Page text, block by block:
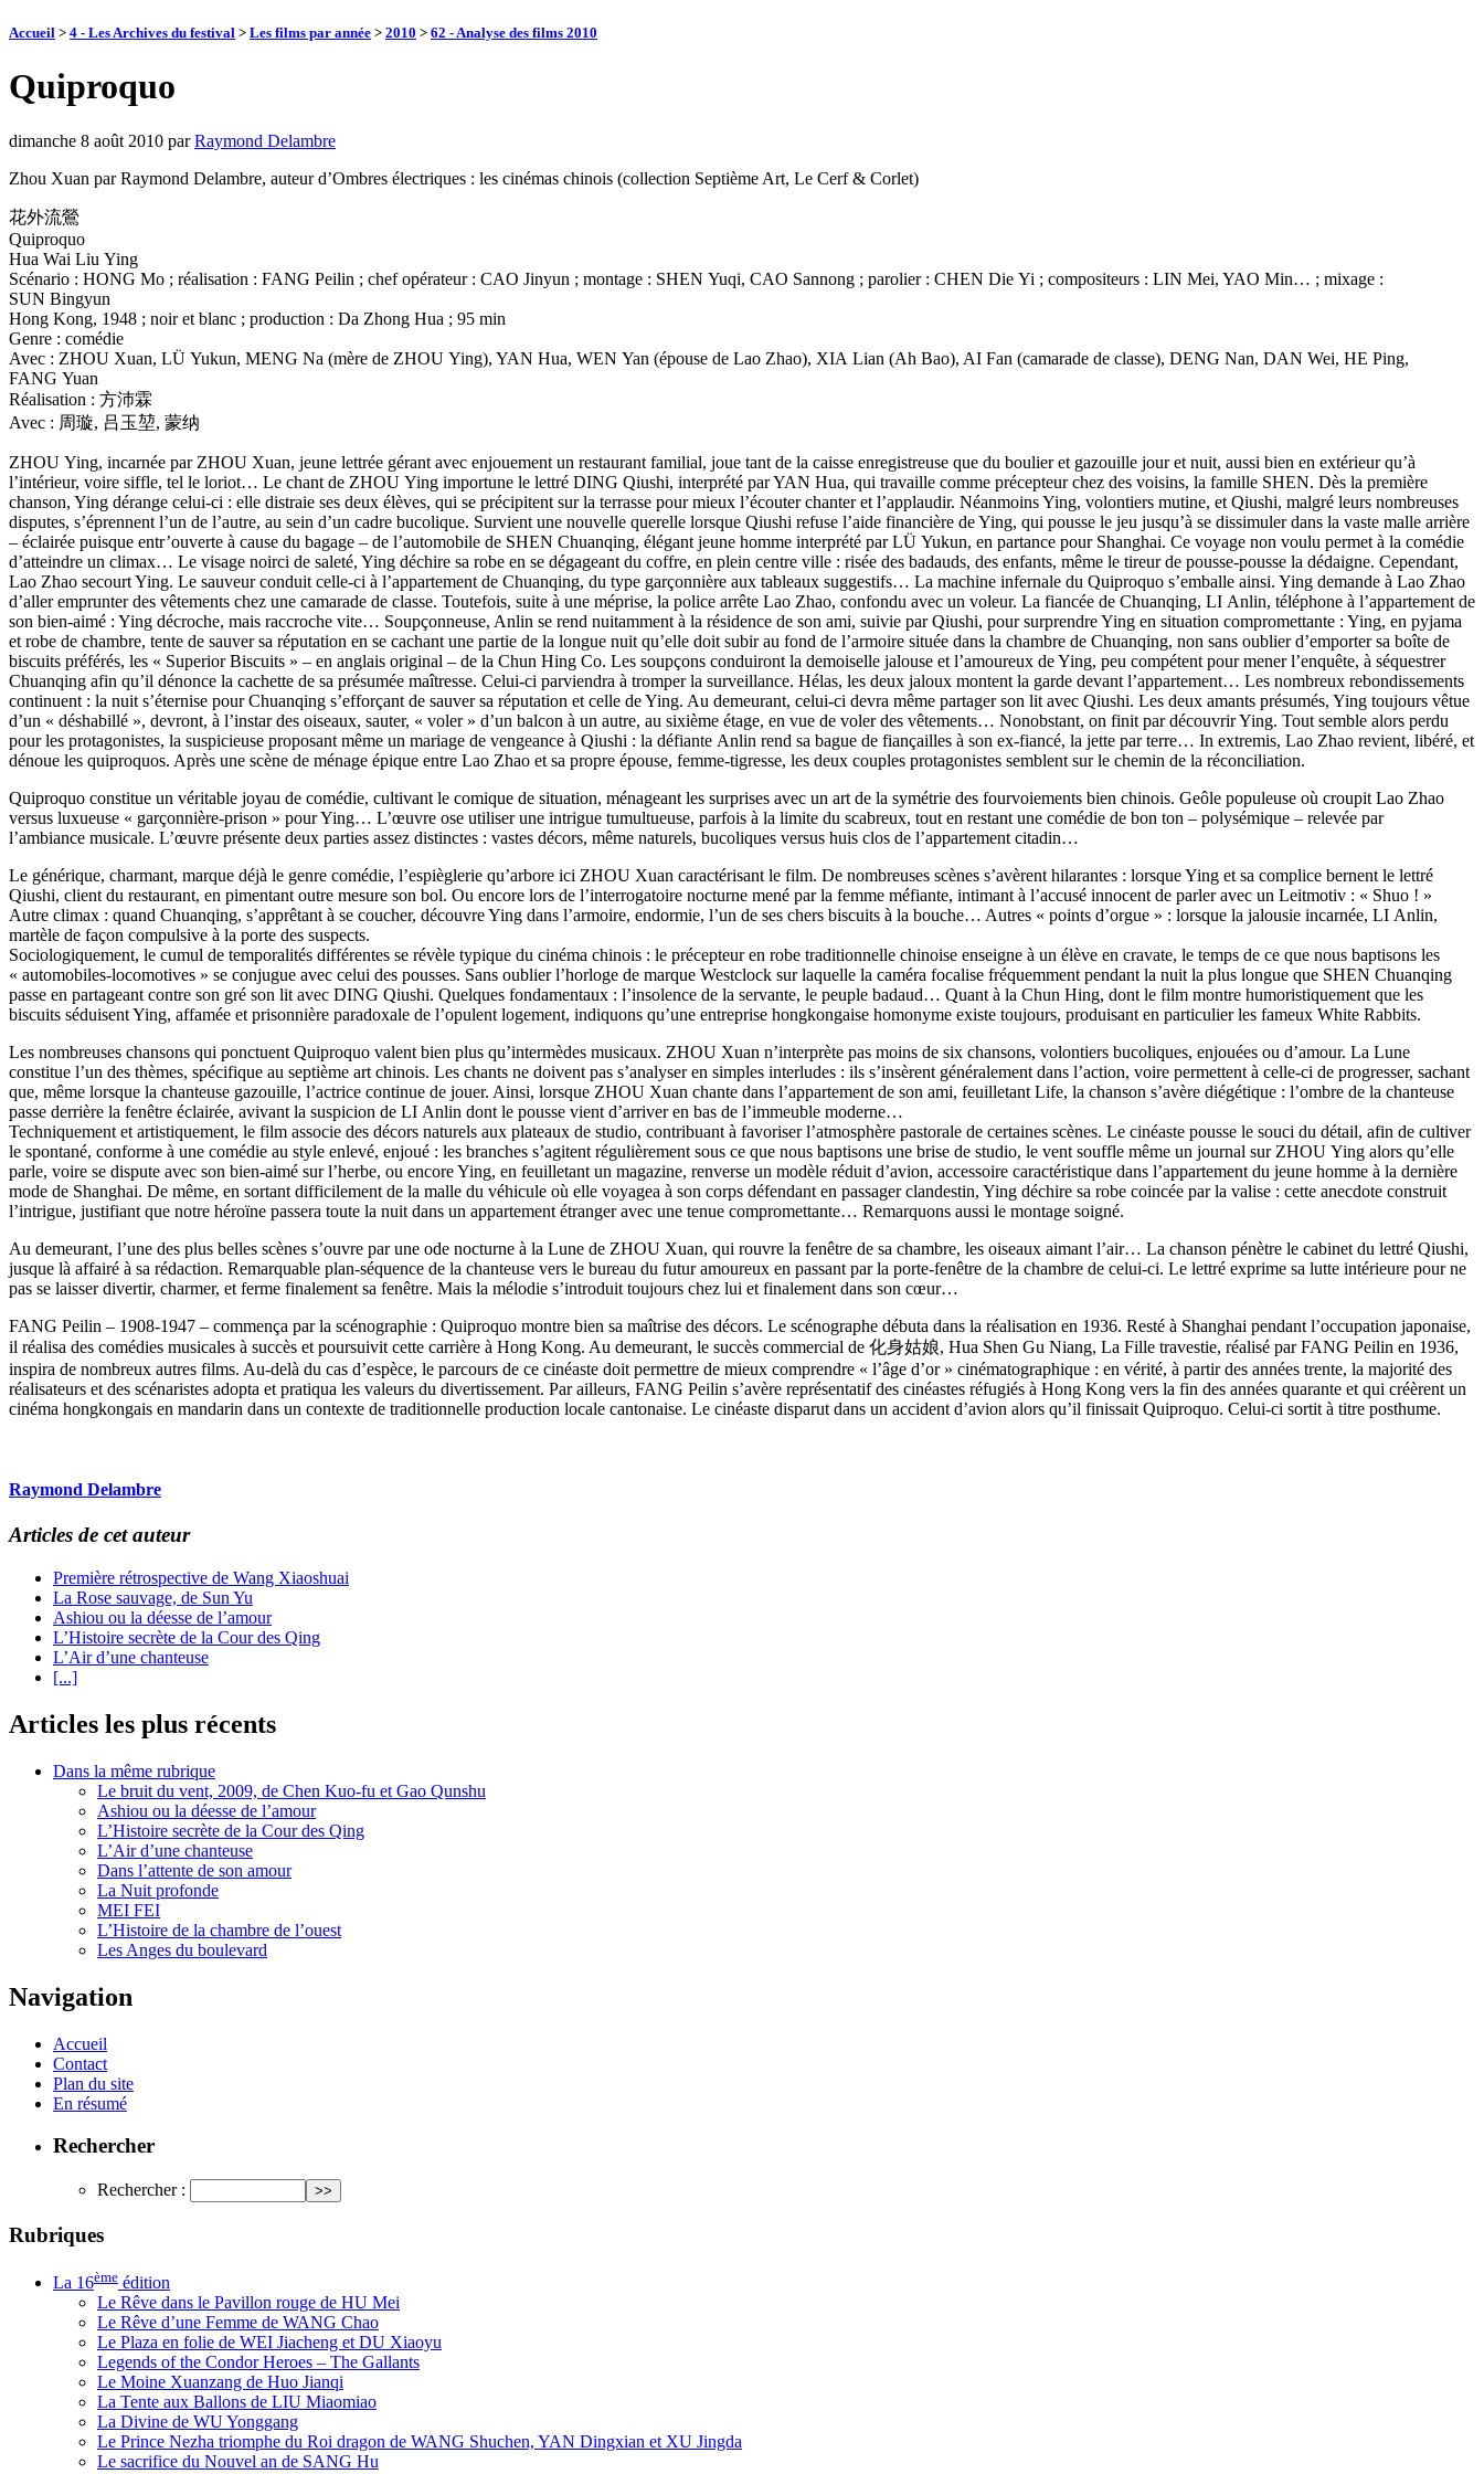
Accueil > 4 - Les Archives du festival > Les films par année > 2010 > 62 - Analyse des films 2010
Quiproquo
dimanche 8 août 2010 parRaymond Delambre
Zhou Xuan par Raymond Delambre, auteur d’Ombres électriques : les cinémas chinois (collection Septième Art, Le Cerf & Corlet)
花外流鶯
Quiproquo
Hua Wai Liu Ying
Scénario : HONG Mo ; réalisation : FANG Peilin ; chef opérateur : CAO Jinyun ; montage : SHEN Yuqi, CAO Sannong ; parolier : CHEN Die Yi ; compositeurs : LIN Mei, YAO Min… ; mixage :
SUN Bingyun
Hong Kong, 1948 ; noir et blanc ; production : Da Zhong Hua ; 95 min
Genre : comédie
Avec : ZHOU Xuan, LÜ Yukun, MENG Na (mère de ZHOU Ying), YAN Hua, WEN Yan (épouse de Lao Zhao), XIA Lian (Ah Bao), AI Fan (camarade de classe), DENG Nan, DAN Wei, HE Ping,
FANG Yuan
Réalisation : 方沛霖
Avec : 周璇, 吕玉堃, 蒙纳
ZHOU Ying, incarnée par ZHOU Xuan, jeune lettrée gérant avec enjouement un restaurant familial, joue tant de la caisse enregistreuse que du boulier et gazouille jour et nuit, aussi bien en extérieur qu’à
l’intérieur, voire siffle, tel le loriot… Le chant de ZHOU Ying importune le lettré DING Qiushi, interprété par YAN Hua, qui travaille comme précepteur chez des voisins, la famille SHEN. Dès la première
chanson, Ying dérange celui-ci : elle distraie ses deux élèves, qui se précipitent sur la terrasse pour mieux l’écouter chanter et l’applaudir. Néanmoins Ying, volontiers mutine, et Qiushi, malgré leurs nombreuses
disputes, s’éprennent l’un de l’autre, au sein d’un cadre bucolique. Survient une nouvelle querelle lorsque Qiushi refuse l’aide financière de Ying, qui pousse le jeu jusqu’à se dissimuler dans la vaste malle arrière
– éclairée puisque entr’ouverte à cause du bagage – de l’automobile de SHEN Chuanqing, élégant jeune homme interprété par LÜ Yukun, en partance pour Shanghai. Ce voyage non voulu permet à la comédie
d’atteindre un climax… Le visage noirci de saleté, Ying déchire sa robe en se dégageant du coffre, en plein centre ville : risée des badauds, des enfants, même le tireur de pousse-pousse la dédaigne. Cependant,
Lao Zhao secourt Ying. Le sauveur conduit celle-ci à l’appartement de Chuanqing, du type garçonnière aux tableaux suggestifs… La machine infernale du Quiproquo s’emballe ainsi. Ying demande à Lao Zhao
d’aller emprunter des vêtements chez une camarade de classe. Toutefois, suite à une méprise, la police arrête Lao Zhao, confondu avec un voleur. La fiancée de Chuanqing, LI Anlin, téléphone à l’appartement de
son bien-aimé : Ying décroche, mais raccroche vite… Soupçonneuse, Anlin se rend nuitamment à la résidence de son ami, suivie par Qiushi, pour surprendre Ying en situation compromettante : Ying, en pyjama
et robe de chambre, tente de sauver sa réputation en se cachant une partie de la longue nuit qu’elle doit subir au fond de l’armoire située dans la chambre de Chuanqing, non sans oublier d’emporter sa boîte de
biscuits préférés, les « Superior Biscuits » – en anglais original – de la Chun Hing Co. Les soupçons conduiront la demoiselle jalouse et l’amoureux de Ying, peu compétent pour mener l’enquête, à séquestrer
Chuanqing afin qu’il dénonce la cachette de sa présumée maîtresse. Celui-ci parviendra à tromper la surveillance. Hélas, les deux jaloux montent la garde devant l’appartement… Les nombreux rebondissements
continuent : la nuit s’éternise pour Chuanqing s’efforçant de sauver sa réputation et celle de Ying. Au demeurant, celui-ci devra même partager son lit avec Qiushi. Les deux amants présumés, Ying toujours vêtue
d’un « déshabillé », devront, à l’instar des oiseaux, sauter, « voler » d’un balcon à un autre, au sixième étage, en vue de voler des vêtements… Nonobstant, on finit par découvrir Ying. Tout semble alors perdu
pour les protagonistes, la suspicieuse proposant même un mariage de vengeance à Qiushi : la défiante Anlin rend sa bague de fiançailles à son ex-fiancé, la jette par terre… In extremis, Lao Zhao revient, libéré, et
dénoue les quiproquos. Après une scène de ménage épique entre Lao Zhao et sa propre épouse, femme-tigresse, les deux couples protagonistes semblent sur le chemin de la réconciliation.
Quiproquo constitue un véritable joyau de comédie, cultivant le comique de situation, ménageant les surprises avec un art de la symétrie des fourvoiements bien chinois. Geôle populeuse où croupit Lao Zhao
versus luxueuse « garçonnière-prison » pour Ying… L’œuvre ose utiliser une intrigue tumultueuse, parfois à la limite du scabreux, tout en restant une comédie de bon ton – polysémique – relevée par
l’ambiance musicale. L’œuvre présente deux parties assez distinctes : vastes décors, même naturels, bucoliques versus huis clos de l’appartement citadin…
Le générique, charmant, marque déjà le genre comédie, l’espièglerie qu’arbore ici ZHOU Xuan caractérisant le film. De nombreuses scènes s’avèrent hilarantes : lorsque Ying et sa complice bernent le lettré
Qiushi, client du restaurant, en pimentant outre mesure son bol. Ou encore lors de l’interrogatoire nocturne mené par la femme méfiante, intimant à l’accusé innocent de parler avec un Leitmotiv : « Shuo ! »
Autre climax : quand Chuanqing, s’apprêtant à se coucher, découvre Ying dans l’armoire, endormie, l’un de ses chers biscuits à la bouche… Autres « points d’orgue » : lorsque la jalousie incarnée, LI Anlin,
martèle de façon compulsive à la porte des suspects.
Sociologiquement, le cumul de temporalités différentes se révèle typique du cinéma chinois : le précepteur en robe traditionnelle chinoise enseigne à un élève en cravate, le temps de ce que nous baptisons les
« automobiles-locomotives » se conjugue avec celui des pousses. Sans oublier l’horloge de marque Westclock sur laquelle la caméra focalise fréquemment pendant la nuit la plus longue que SHEN Chuanqing
passe en partageant contre son gré son lit avec DING Qiushi. Quelques fondamentaux : l’insolence de la servante, le peuple badaud… Quant à la Chun Hing, dont le film montre humoristiquement que les
biscuits séduisent Ying, affamée et prisonnière paradoxale de l’opulent logement, indiquons qu’une entreprise hongkongaise homonyme existe toujours, produisant en particulier les fameux White Rabbits.
Les nombreuses chansons qui ponctuent Quiproquo valent bien plus qu’intermèdes musicaux. ZHOU Xuan n’interprète pas moins de six chansons, volontiers bucoliques, enjouées ou d’amour. La Lune
constitue l’un des thèmes, spécifique au septième art chinois. Les chants ne doivent pas s’analyser en simples interludes : ils s’insèrent généralement dans l’action, voire permettent à celle-ci de progresser, sachant
que, même lorsque la chanteuse gazouille, l’actrice continue de jouer. Ainsi, lorsque ZHOU Xuan chante dans l’appartement de son ami, feuilletant Life, la chanson s’avère diégétique : l’ombre de la chanteuse
passe derrière la fenêtre éclairée, avivant la suspicion de LI Anlin dont le pousse vient d’arriver en bas de l’immeuble moderne…
Techniquement et artistiquement, le film associe des décors naturels aux plateaux de studio, contribuant à favoriser l’atmosphère pastorale de certaines scènes. Le cinéaste pousse le souci du détail, afin de cultiver
le spontané, conforme à une comédie au style enlevé, enjoué : les branches s’agitent régulièrement sous ce que nous baptisons une brise de studio, le vent souffle même un journal sur ZHOU Ying alors qu’elle
parle, voire se dispute avec son bien-aimé sur l’herbe, ou encore Ying, en feuilletant un magazine, renverse un modèle réduit d’avion, accessoire caractéristique dans l’appartement du jeune homme à la dernière
mode de Shanghai. De même, en sortant difficilement de la malle du véhicule où elle voyagea à son corps défendant en passager clandestin, Ying déchire sa robe coincée par la valise : cette anecdote construit
l’intrigue, justifiant que notre héroïne passera toute la nuit dans un appartement étranger avec une tenue compromettante… Remarquons aussi le montage soigné.
Au demeurant, l’une des plus belles scènes s’ouvre par une ode nocturne à la Lune de ZHOU Xuan, qui rouvre la fenêtre de sa chambre, les oiseaux aimant l’air… La chanson pénètre le cabinet du lettré Qiushi,
jusque là affairé à sa rédaction. Remarquable plan-séquence de la chanteuse vers le bureau du futur amoureux en passant par la porte-fenêtre de la chambre de celui-ci. Le lettré exprime sa lutte intérieure pour ne
pas se laisser divertir, charmer, et ferme finalement sa fenêtre. Mais la mélodie s’introduit toujours chez lui et finalement dans son cœur…
FANG Peilin – 1908-1947 – commença par la scénographie : Quiproquo montre bien sa maîtrise des décors. Le scénographe débuta dans la réalisation en 1936. Resté à Shanghai pendant l’occupation japonaise,
il réalisa des comédies musicales à succès et poursuivit cette carrière à Hong Kong. Au demeurant, le succès commercial de 化身姑娘, Hua Shen Gu Niang, La Fille travestie, réalisé par FANG Peilin en 1936,
inspira de nombreux autres films. Au-delà du cas d’espèce, le parcours de ce cinéaste doit permettre de mieux comprendre « l’âge d’or » cinématographique : en vérité, à partir des années trente, la majorité des
réalisateurs et des scénaristes adopta et pratiqua les valeurs du divertissement. Par ailleurs, FANG Peilin s’avère représentatif des cinéastes réfugiés à Hong Kong vers la fin des années quarante et qui créèrent un
cinéma hongkongais en mandarin dans un contexte de traditionnelle production locale cantonaise. Le cinéaste disparut dans un accident d’avion alors qu’il finissait Quiproquo. Celui-ci sortit à titre posthume.
Raymond Delambre
Articles de cet auteur
Première rétrospective de Wang Xiaoshuai
La Rose sauvage, de Sun Yu
Ashiou ou la déesse de l’amour
L’Histoire secrète de la Cour des Qing
L’Air d’une chanteuse
[...]
Articles les plus récents
Dans la même rubrique
Le bruit du vent, 2009, de Chen Kuo-fu et Gao Qunshu
Ashiou ou la déesse de l’amour
L’Histoire secrète de la Cour des Qing
L’Air d’une chanteuse
Dans l’attente de son amour
La Nuit profonde
MEI FEI
L’Histoire de la chambre de l’ouest
Les Anges du boulevard
Navigation
Accueil
Contact
Plan du site
En résumé
Rechercher
Rechercher :
Rubriques
La 16ème édition
Le Rêve dans le Pavillon rouge de HU Mei
Le Rêve d’une Femme de WANG Chao
Le Plaza en folie de WEI Jiacheng et DU Xiaoyu
Legends of the Condor Heroes – The Gallants
Le Moine Xuanzang de Huo Jianqi
La Tente aux Ballons de LIU Miaomiao
La Divine de WU Yonggang
Le Prince Nezha triomphe du Roi dragon de WANG Shuchen, YAN Dingxian et XU Jingda
Le sacrifice du Nouvel an de SANG Hu